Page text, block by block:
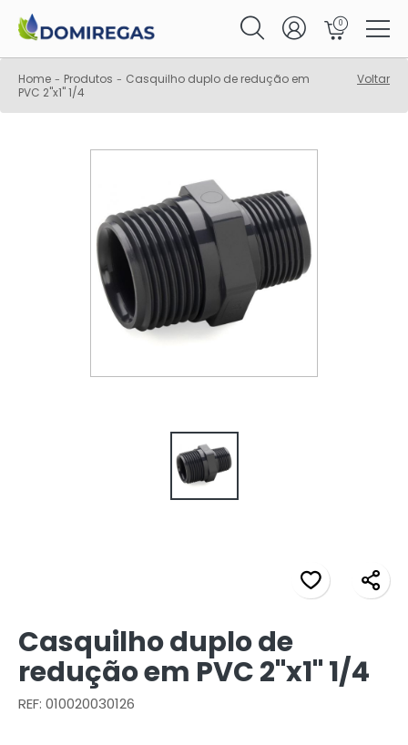
0
Home - Produtos - Casquilho duplo de redução em
PVC 2"x1" 1/4
Voltar
Casquilho duplo de
redução em PVC 2"x1" 1/4
REF: 010020030126